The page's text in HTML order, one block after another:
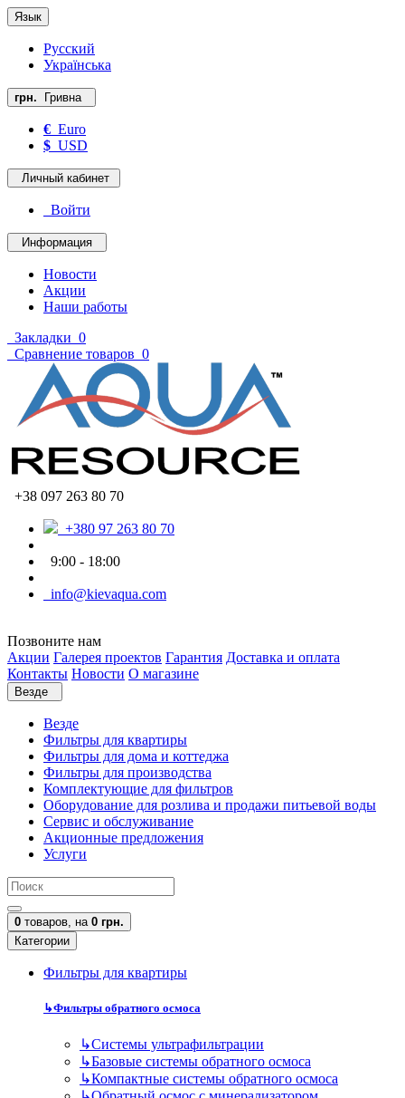
Язык
Русский
Українська
грн. Гривна
€ Euro
$ USD
Личный кабинет
Войти
Информация
Новости
Акции
Наши работы
Закладки 0
Сравнение товаров 0
+38 097 263 80 70
+380 97 263 80 70
9:00 - 18:00
info@kievaqua.com
Позвоните нам
Акции Галерея проектов Гарантия Доставка и оплата
Контакты Новости О магазине
Везде
Везде
Фильтры для квартиры
Фильтры для дома и коттеджа
Фильтры для производства
Комплектующие для фильтров
Оборудование для розлива и продажи питьевой воды
Сервис и обслуживание
Акционные предложения
Услуги
0 товаров, на 0 грн.
Категории
Фильтры для квартиры
↳Фильтры обратного осмоса
↳Cистемы ультрафильтрации
↳Базовые системы обратного осмоса
↳Компактные системы обратного осмоса